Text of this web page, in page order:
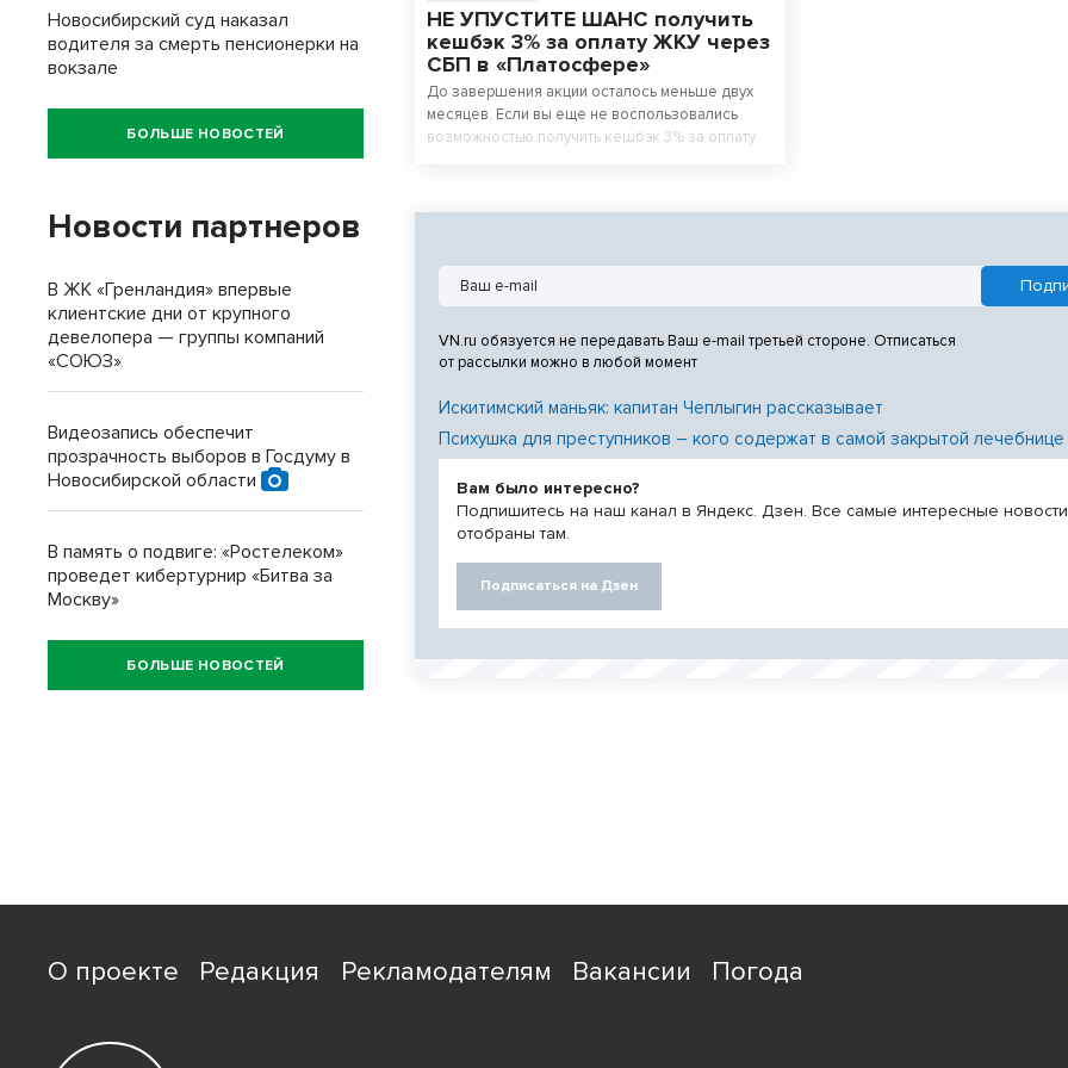
НЕ УПУСТИТЕ ШАНС получить
кешбэк 3% за оплату ЖКУ через
СБП в «Платосфере»
До завершения акции осталось меньше двух
месяцев. Если вы еще не воспользовались
возможностью получить кешбэк 3% за оплату
VN.ru обязуется не передавать Ваш e-mail третьей стороне. Отписаться
от рассылки можно в любой момент
Искитимский маньяк: капитан Чеплыгин рассказывает
Психушка для преступников – кого содержат в самой закрытой
Вам было интересно?
Подпишитесь на наш канал в Яндекс. Дзен. Все самые интересные новости
отобраны там.
Подписаться на Дзен
Новосибирский суд наказал
водителя за смерть пенсионерки на
вокзале
БОЛЬШЕ НОВОСТЕЙ
Новости партнеров
В ЖК «Гренландия» впервые
клиентские дни от крупного
девелопера — группы компаний
«СОЮЗ»
Видеозапись обеспечит
прозрачность выборов в Госдуму в
Новосибирской области
В память о подвиге: «Ростелеком»
проведет кибертурнир «Битва за
Москву»
БОЛЬШЕ НОВОСТЕЙ
О проекте Редакция Рекламодателям Вакансии Погода